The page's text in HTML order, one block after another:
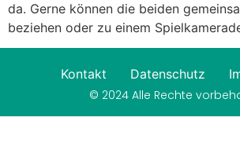
da. Gerne können die beiden
beziehen oder zu einem
Kontakt Datenschutz
© 2024 Alle Rechte